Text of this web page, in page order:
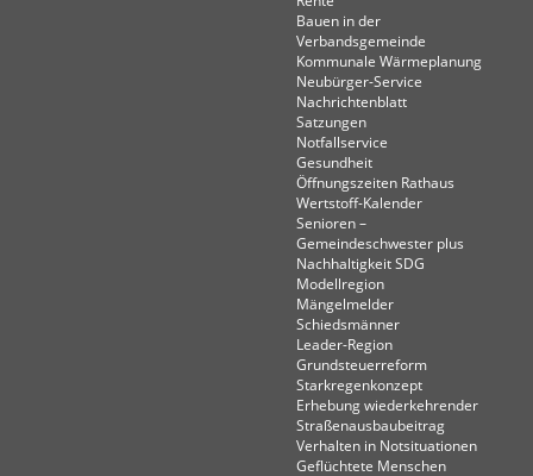
Bauen in der
Verbandsgemeinde
Kommunale Wärmeplanung
Neubürger-Service
Nachrichtenblatt
Satzungen
Notfallservice
Gesundheit
Öffnungszeiten Rathaus
Wertstoff-Kalender
Senioren –
Gemeindeschwester plus
Nachhaltigkeit SDG
Modellregion
Mängelmelder
Schiedsmänner
Leader-Region
Grundsteuerreform
Starkregenkonzept
Erhebung wiederkehrender
Straßenausbaubeitrag
Verhalten in Not­situationen
Geflüchtete Menschen